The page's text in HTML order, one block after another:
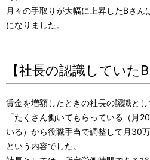
月々の手取りが大幅に上昇したBさん
になりました。
【社長の認識していた
賃金を増額したときの社長の認識とし
「たくさん働いてもらっている（月
いる）から役職手当で調整して月30
という内容でした。